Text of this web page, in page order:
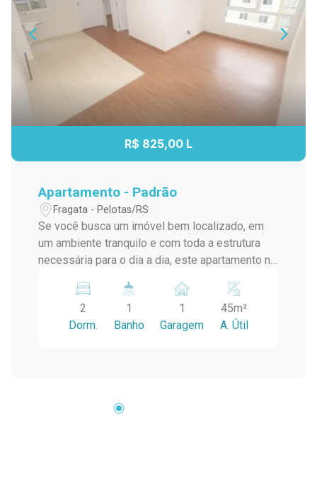
R$ 825,00 L
Apartamento - Padrão
Fragata - Pelotas/RS
Se você busca um imóvel bem localizado, em
um ambiente tranquilo e com toda a estrutura
necessária para o dia a dia, este apartamento no
no quarto andar, oferece fácil acesso e mais
comodidade, inclusive no transporte de
compras, além de ótima iluminação e ventilação
convivência e descanso. Cozinha funcional, com
2
Dorm.
1
Banho
1
Garagem
45m²
A. Útil